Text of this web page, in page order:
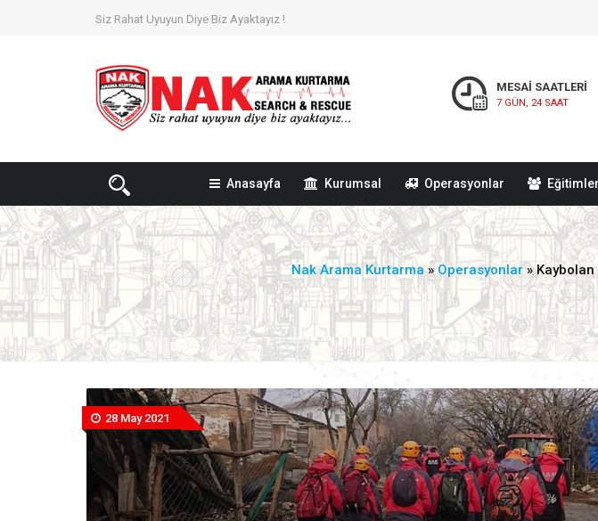
Siz Rahat Uyuyun Diye Biz Ayaktayız !
MESAİ SAATLERİ
7 GÜN, 24 SAAT
Anasayfa Kurumsal Operasyonlar Eğitimler
Nak Arama Kurtarma» Operasyonlar» Kaybolan
28 May 2021